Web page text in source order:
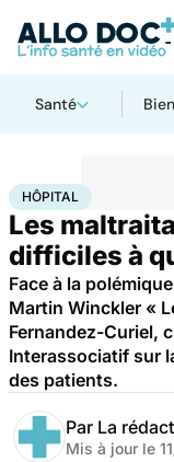
Santé
AccueilSanté
HÔPITAL
Les
difficiles à
Face à la
Martin Winckler «
Fernandez-Curiel,
Interassociatif sur
des patients.
Par La
Mis à jour le